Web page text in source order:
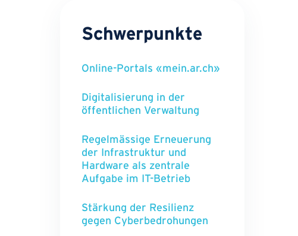
Schwerpunkte
Online-Portals «mein.ar.ch»
Digitalisierung in der
öffentlichen Verwaltung
Regelmässige Erneuerung
der Infrastruktur und
Hardware als zentrale
Aufgabe im IT-Betrieb
Stärkung der Resilienz
gegen Cyberbedrohungen